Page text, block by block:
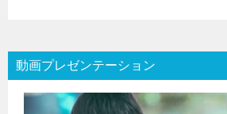
動画プレゼンテーション